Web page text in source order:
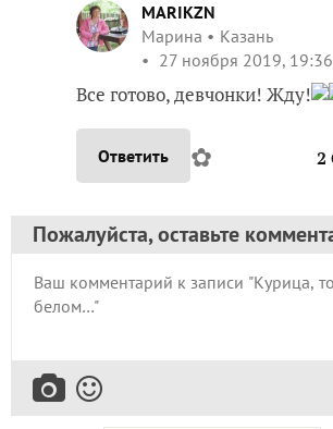
MARIKZN
Марина
Казань
27 ноября 2019, 19:36
Все готово, девчонки! Жду!
Ответить ✿ 2
Пожалуйста, оставьте